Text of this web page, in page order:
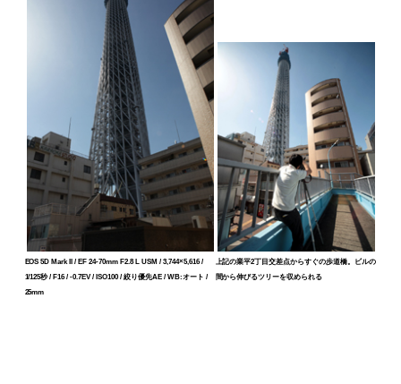
EOS 5D Mark II / EF 24-70mm F2.8 L USM / 3,744×5,616 /
1/125秒 / F16 / -0.7EV / ISO100 / 絞り優先AE / WB:オート /
25mm
上記の業平2丁目交差点からすぐの歩道橋。ビルの
間から伸びるツリーを収められる